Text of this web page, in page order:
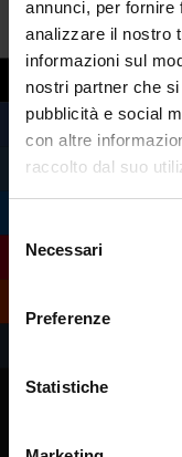
annunci, per fornire
analizzare il nostro
informazioni sul
nostri partner che
pubblicità e social
con altre
raccolto dal suo
delNecessari
Preferenze
Statistiche
selezionati
sembrati più
Conversation